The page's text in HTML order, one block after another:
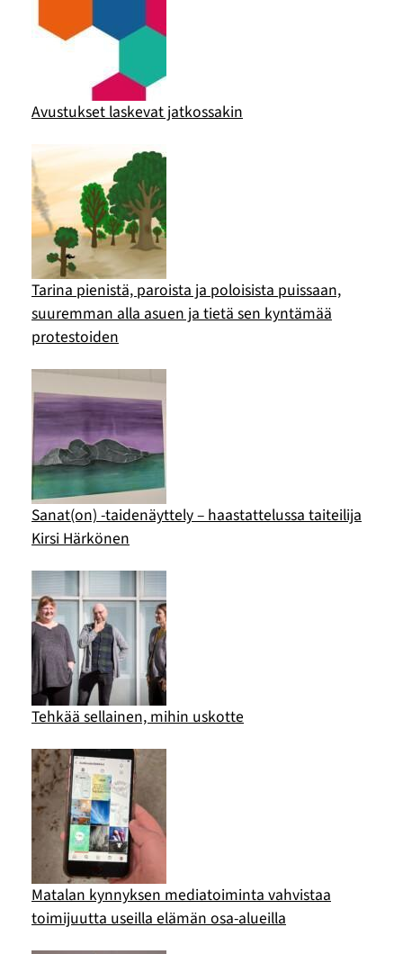
Avustukset laskevat jatkossakin
Tarina pienistä, paroista ja poloisista puissaan,
suuremman alla asuen ja tietä sen kyntämää
protestoiden
Sanat(on) -taidenäyttely – haastattelussa taiteilija
Kirsi Härkönen
Tehkää sellainen, mihin uskotte
Matalan kynnyksen mediatoiminta vahvistaa
toimijuutta useilla elämän osa-alueilla